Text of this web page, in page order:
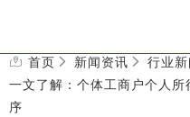
首页 新闻资讯
行业新
一文了解：个体工商户个人
序